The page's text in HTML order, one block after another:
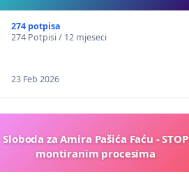
274 potpisa
274 Potpisi / 12 mjeseci
23 Feb 2026
Sloboda za Amira Pašića Faću - STOP
montiranim procesima